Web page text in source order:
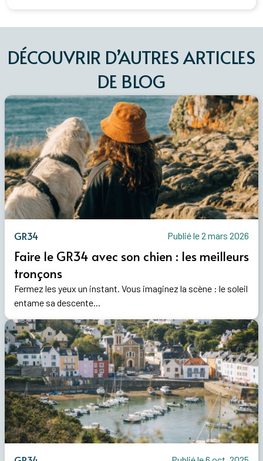
DÉCOUVRIR D’AUTRES ARTICLES
DE BLOG
GR34 Publié le 2 mars 2026
Faire le GR34 avec son chien : les meilleurs
tronçons
Fermez les yeux un instant. Vous imaginez la scène : le soleil
entame sa descente...